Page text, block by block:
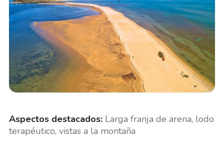
Aspectos destacados:Larga franja de arena, lodo
terapéutico, vistas a la montaña